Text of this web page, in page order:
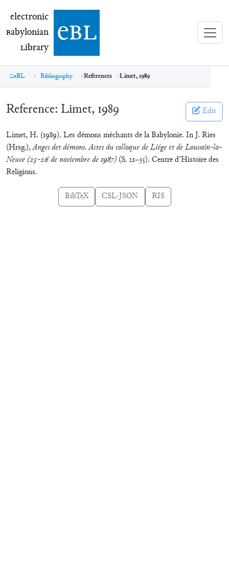
electronic Babylonian Library (eBL)
electronic
Babylonian
Library ebl
eBL Bibliography References Limet, 1989
Reference: Limet, 1989 Edit
Limet, H. (1989). Les démons méchants de la Babylonie. In J. Ries
(Hrsg.),Anges det démons. Actes du colloque de Liége et de Louvain-la-
Neuve (25-26 de noviembre de 1987) (S. 21–35). Centre d’Histoire des
Religions.
BibTeX CSL-JSON RIS